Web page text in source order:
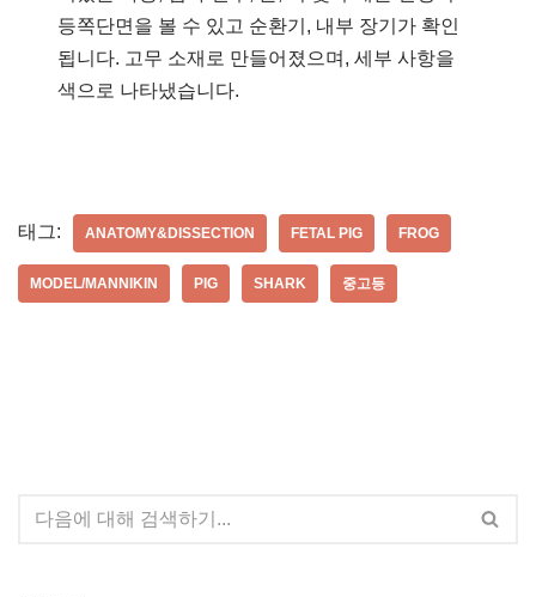
등쪽단면을 볼 수 있고 순환기, 내부 장기가 확인
됩니다. 고무 소재로 만들어졌으며, 세부 사항을
색으로 나타냈습니다.
태그: ANATOMY&DISSECTION FETAL PIG FROG
MODEL/MANNIKIN PIG SHARK 중고등